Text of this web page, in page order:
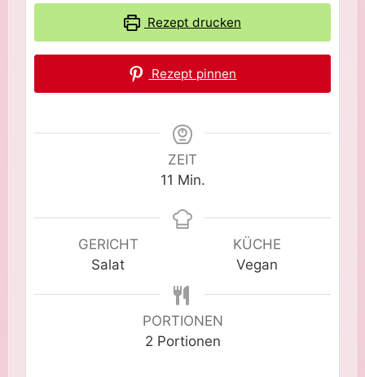
Rezept drucken
Rezept pinnen
ZEIT
11 Minuten
Min.
GERICHT
Salat
KÜCHE
Vegan
PORTIONEN
2 Portionen